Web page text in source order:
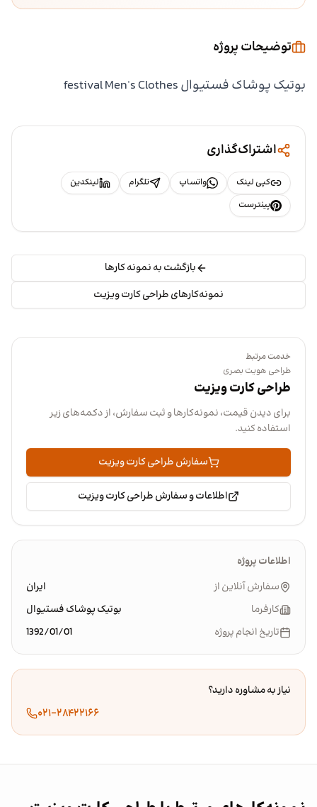
توضیحات پروژه
بوتیک پوشاک فستیوال festival Men's Clothes
اشتراک‌گذاری
کپی لینک واتساپ تلگرام
لینکدین
پینترست
بازگشت به نمونه کارها
نمونه‌کارهای طراحی کارت ویزیت
خدمت مرتبط
طراحی هویت بصری
طراحی کارت ویزیت
برای دیدن قیمت، نمونه‌کارها و ثبت سفارش، از دکمه‌های زیر
استفاده کنید.
سفارش طراحی کارت ویزیت
اطلاعات و سفارش طراحی کارت ویزیت
اطلاعات پروژه
سفارش آنلاین از
ایران
کارفرما
بوتیک پوشاک فستیوال
تاریخ انجام پروژه
1392/01/01
نیاز به مشاوره دارید؟
۰۲۱-۲۸۴۲۲۱۶۶